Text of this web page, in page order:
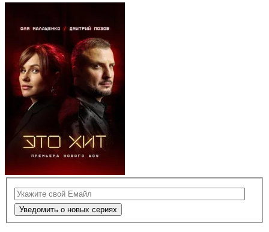
Уведомить о новых сериях